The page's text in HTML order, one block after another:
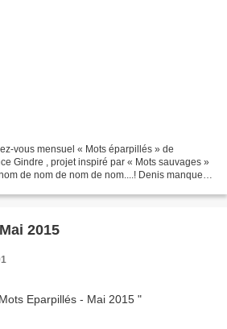
vous mensuel « Mots éparpillés » de
Gindre , projet inspiré par « Mots sauvages »
de nom de nom de nom....! Denis manque
2015